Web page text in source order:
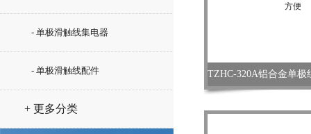
- 单极滑触线集电器
- 单极滑触线配件
+ 更多分类